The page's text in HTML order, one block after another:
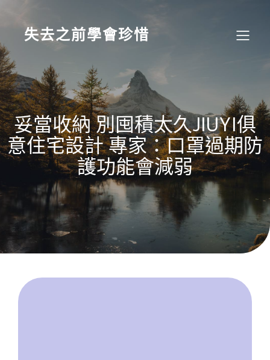
content
失去之前學會珍惜
妥當收納 別囤積太久JIUYI俱
意住宅設計 專家：口罩過期防
護功能會減弱